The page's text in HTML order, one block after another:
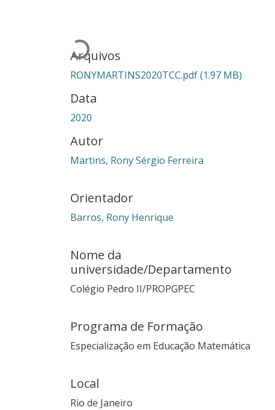
Carregando...
Arquivos
RONYMARTINS2020TCC.pdf(1.97 MB)
Data
2020
Autor
Martins, Rony Sérgio Ferreira
Orientador
Barros, Rony Henrique
Nome da
universidade/Departamento
Colégio Pedro II/PROPGPEC
Programa de Formação
Especialização em Educação Matemática
Local
Rio de Janeiro